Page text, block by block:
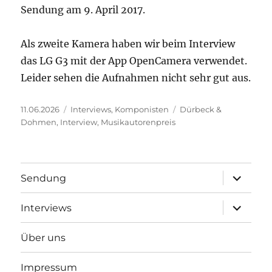
Sendung am 9. April 2017.
Als zweite Kamera haben wir beim Interview
das LG G3 mit der App OpenCamera verwendet.
Leider sehen die Aufnahmen nicht sehr gut aus.
Veröffentlicht
am
11.06.2026 Kategorien
Interviews, Komponisten Schlagwörter
Dürbeck &
Dohmen, Interview, Musikautorenpreis
Sendung
öffnen
Interviews
öffnen
Über uns
Impressum